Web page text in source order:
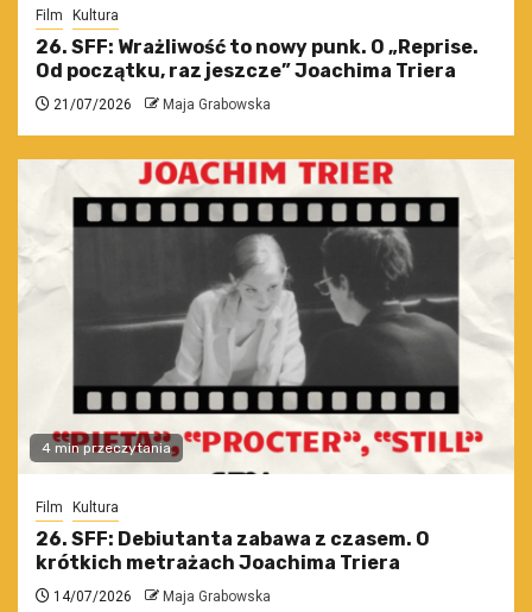
Film Kultura
26. SFF: Wrażliwość to nowy punk. O „Reprise.
Od początku, raz jeszcze” Joachima Triera
21/07/2026 Maja Grabowska
4 min przeczytania
Film Kultura
26. SFF: Debiutanta zabawa z czasem. O
krótkich metrażach Joachima Triera
14/07/2026 Maja Grabowska